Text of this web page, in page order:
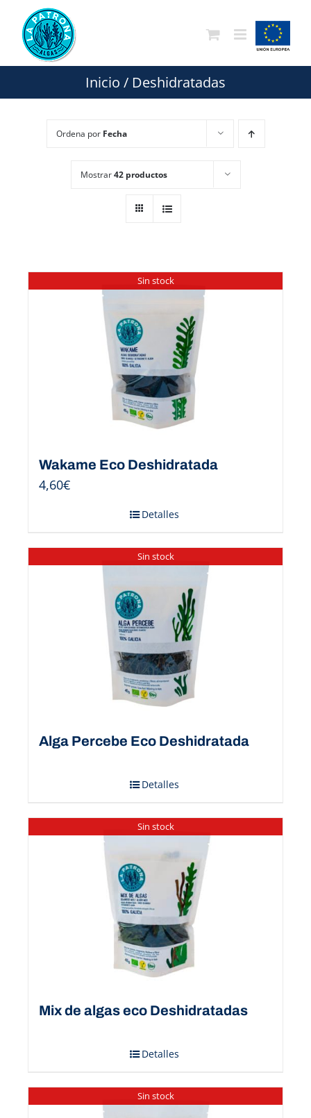
contenido
Inicio / Deshidratadas
Ordena por Fecha
Mostrar42 productos
Sin stock
Wakame Eco Deshidratada
4,60€
Detalles
Sin stock
Alga Percebe Eco Deshidratada
Detalles
Sin stock
Mix de algas eco Deshidratadas
Detalles
Sin stock